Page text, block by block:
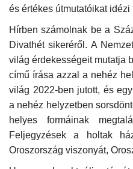
Emlékezzünk †
Nyelv
Magyar Deutsch
és értékes útmutatóikat idézi
Hírben számolnak be a
Divathét sikeréről. A
világ érdekességeit mutatja
című írása azzal a nehéz
világ 2022-ben jutott, és
a nehéz helyzetben
helyes formáinak
Feljegyzések a holtak
Oroszország viszonyát,